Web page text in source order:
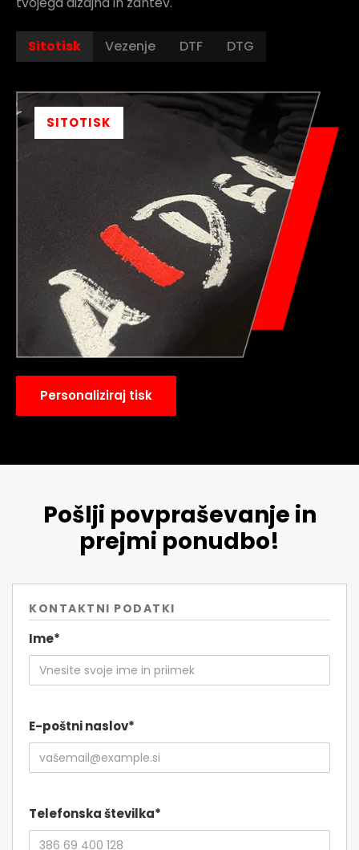
Sitotisk Vezenje DTF DTG
SITOTISK
Personaliziraj tisk
Pošlji povpraševanje in
prejmi ponudbo!
KONTAKTNI PODATKI
Ime*
E-poštni naslov*
Telefonska številka*